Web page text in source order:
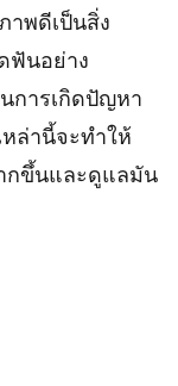
าพดีเป็นสิ่ง
ฟันอย่าง
การเกิดปัญหา
ล่านี้จะทำให้
กขึ้นและดูแลมัน